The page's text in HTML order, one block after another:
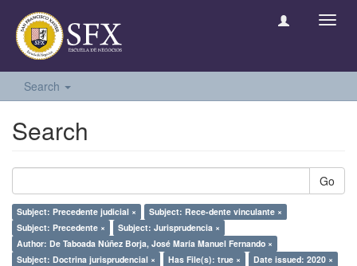
Search
Search
Go
Subject: Precedente judicial ×
Subject: Rece-dente vinculante ×
Subject: Precedente ×
Subject: Jurisprudencia ×
Author: De Taboada Núñez Borja, José María Manuel Fernando ×
Subject: Doctrina jurisprudencial ×
Has File(s): true × Date issued: 2020 ×